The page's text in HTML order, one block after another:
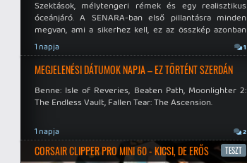
Szektások, mélytengeri rémek és egy realisztikus
óceánjáró. A SENARA-ban első pillantásra minden
megvan, ami a sikerhez kell, ez az összkép azonban
becsapós.
1 napja 1
MEGJELENÉSI DÁTUMOK NAPJA – EZ TÖRTÉNT SZERDÁN
Benne: Isle of Reveries, Beaten Path, Moonlighter 2:
The Endless Vault, Fallen Tear: The Ascension.
1 napja 2
CORSAIR CLIPPER PRO MINI 60 - KICSI, DE ERŐS TESZT